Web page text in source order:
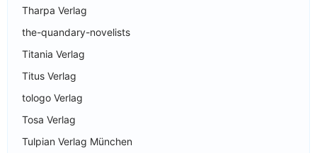
Tharpa Verlag
the-quandary-novelists
Titania Verlag
Titus Verlag
tologo Verlag
Tosa Verlag
Tulpian Verlag München